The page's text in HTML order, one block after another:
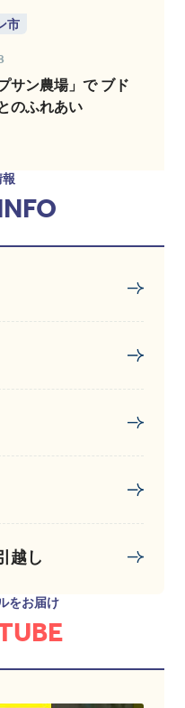
市
サン農場」で ブド
のふれあい
報
越し
をお届け